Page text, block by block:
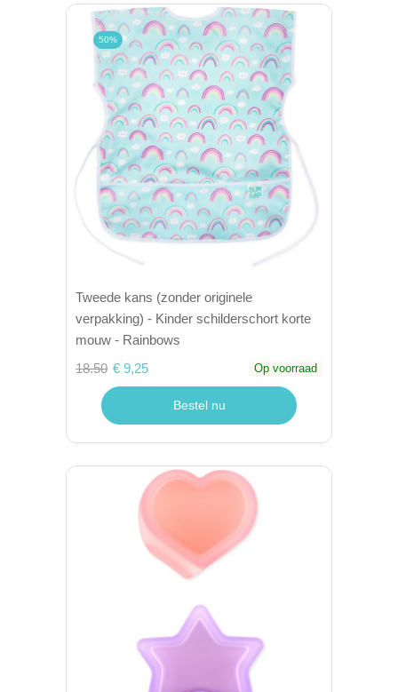
50%
Tweede kans (zonder originele
verpakking) - Kinder schilderschort korte
mouw - Rainbows
18.50 € 9,25 Op voorraad
Bestel nu